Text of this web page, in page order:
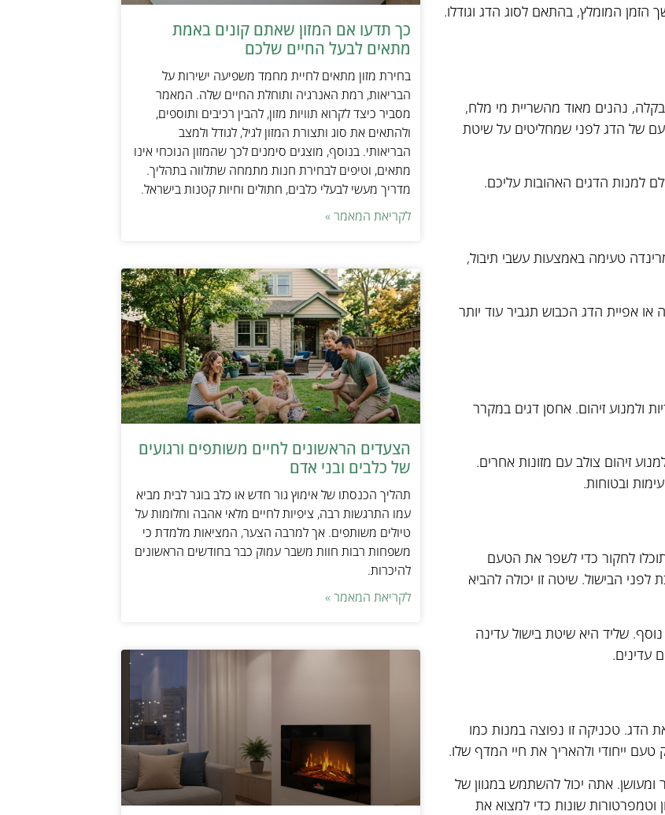
המומלץ, בהתאם לסוג הדג וגודלו.
נהנים מאוד מהשריית מי מלח,
של הדג לפני שמחליטים על שיטת
למנות הדגים האהובות עליכם.
טעימה באמצעות עשבי תיבול,
לבשר. צלייה או אפיית הדג הכבוש תגביר עוד יותר
ולמנוע זיהום. אחסן דגים במקרר
זיהום צולב עם מזונות אחרים.
ובטוחות.
לחקור כדי לשפר את הטעם
הבישול. שיטה זו יכולה להביא
שליד היא שיטת בישול עדינה
עדינים.
הדג. טכניקה זו נפוצה במנות כמו
טעם ייחודי ולהאריך את חיי המדף שלו.
אתה יכול להשתמש במגוון של
וטמפרטורות שונות כדי למצוא את
כך תדעו אם המזון שאתם קונים באמת
מתאים לבעל החיים שלכם
בחירת מזון מתאים לחיית מחמד משפיעה ישירות על
הבריאות, רמת האנרגיה ותוחלת החיים שלה. המאמר
מסביר כיצד לקרוא תוויות מזון, להבין רכיבים ותוספים,
ולהתאים את סוג ותצורת המזון לגיל, לגודל ולמצב
הבריאותי. בנוסף, מוצגים סימנים לכך שהמזון הנוכחי אינו
מתאים, וטיפים לבחירת חנות מתמחה שתלווה בתהליך.
מדריך מעשי לבעלי כלבים, חתולים וחיות קטנות בישראל.
לקריאת המאמר »
הצעדים הראשונים לחיים משותפים ורגועים
של כלבים ובני אדם
תהליך הכנסתו של אימוץ גור חדש או כלב בוגר לבית מביא
עמו התרגשות רבה, ציפיות לחיים מלאי אהבה וחלומות על
טיולים משותפים. אך למרבה הצער, המציאות מלמדת כי
משפחות רבות חוות משבר עמוק כבר בחודשים הראשונים
להיכרות.
לקריאת המאמר »